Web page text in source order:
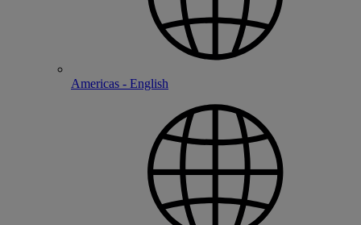
Americas - English